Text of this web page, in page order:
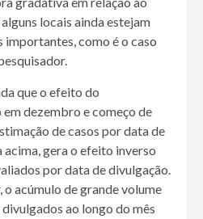
locais ainda estejam
como é o caso
que o efeito do
dezembro e começo de
de casos por data de
gera o efeito inverso
por data de divulgação.
o acúmulo de grande volume
ao longo do mês